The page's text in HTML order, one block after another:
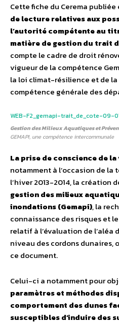
Cette fiche du Cerema publiée
de lecture relatives aux
l’autorité compétente au
matière de gestion du trait
compte le cadre de droit
vigueur de la compétence
la loi climat-résilience et de la
compétence générale des
WEB-F2_gemapi-trait_de_cote-09-
Gestion des Milieux Aquatiques et
GEMAPI, une compétence intercommunale
La prise de conscience de
notamment à l’occasion de
l’hiver 2013-2014, la création
gestion des milieux
inondations(Gemapi), la
connaissance des risques et
relatif à l’évaluation de l’aléa
niveau des cordons
ce document.
Celui-ci a notamment pour
paramètres et méthodes
comportement des dunes
susceptibles d’induire des